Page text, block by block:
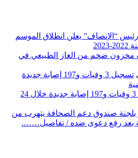
رئيس “الإنصاف” يعلن انطلاق الموسم
مخزون ضخم من الغاز الطبيعي في
تسجيل 3 وفيات و197 إصابة جديدة
تسجيل 3 وفيات و197 إصابة جديدة خلال 24
صندوق دعم الصحافة يتهرب من
بعد رفع دعوى ضده / تفاصيل…….